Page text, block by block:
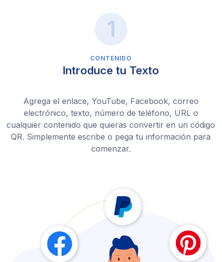
CONTENIDO
Introduce tu Texto
Agrega el enlace, YouTube, Facebook, correo
electrónico, texto, número de teléfono, URL o
cualquier contenido que quieras convertir en un código
QR. Simplemente escribe o pega tu información para
comenzar.